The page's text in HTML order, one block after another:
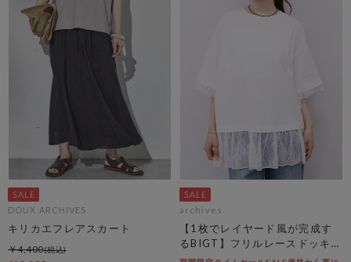
DOUX ARCHIVES
キリカエフレアスカート
￥4,400
archives
【1枚でレイヤード風が完成す
るBIGT】フリルレースドッキン
グＢＩＧＴＥＥ